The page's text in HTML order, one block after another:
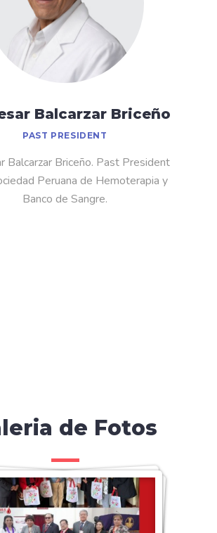
Balcarzar Briceño
PAST PRESIDENT
Balcarzar Briceño. Past President
Peruana de Hemoterapia y
Banco de Sangre.
de Fotos